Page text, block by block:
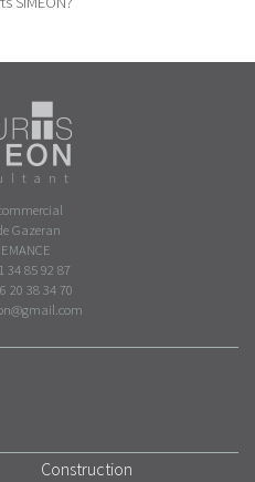
Gazeran
34 85 92 87
38 34 70
Construction